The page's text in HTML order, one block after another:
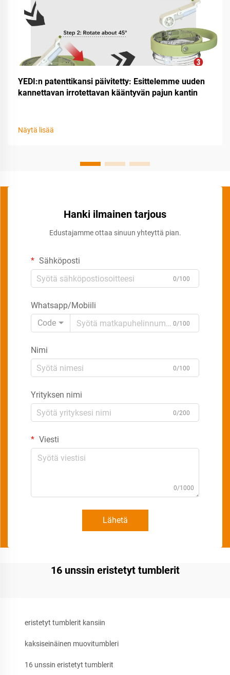
YEDI:n patenttikansi päivitetty: Esittelemme uuden
kannettavan irrotettavan kääntyvän pajun kantin
Näytä lisää
Hanki ilmainen tarjous
Edustajamme ottaa sinuun yhteyttä pian.
Sähköposti
0/100
Whatsapp/Mobiili
Code
0/100
Nimi
0/100
Yrityksen nimi
0/200
Viesti
0/1000
Lähetä
16 unssin eristetyt tumblerit
eristetyt tumblerit kansiin
kaksiseinäinen muovitumbleri
16 unssin eristetyt tumblerit